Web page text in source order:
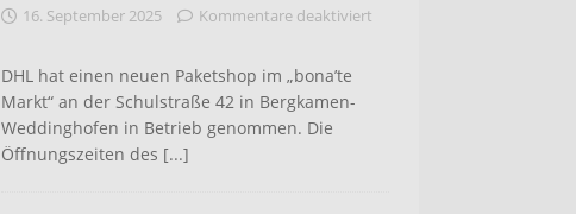
16. September 2025 Kommentare deaktiviert
DHL hat einen neuen Paketshop im „bona’te
Markt“ an der Schulstraße 42 in Bergkamen-
Weddinghofen in Betrieb genommen. Die
Öffnungszeiten des [...]